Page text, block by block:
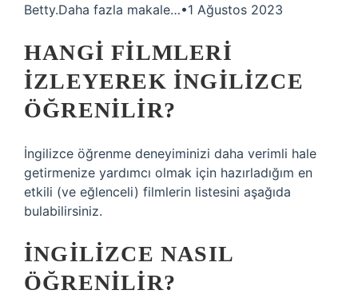
Betty.Daha fazla makale…•1 Ağustos 2023
HANGI FILMLERI
IZLEYEREK İNGILIZCE
ÖĞRENILIR?
İngilizce öğrenme deneyiminizi daha verimli hale
getirmenize yardımcı olmak için hazırladığım en
etkili (ve eğlenceli) filmlerin listesini aşağıda
bulabilirsiniz.
İNGILIZCE NASIL
ÖĞRENILIR?